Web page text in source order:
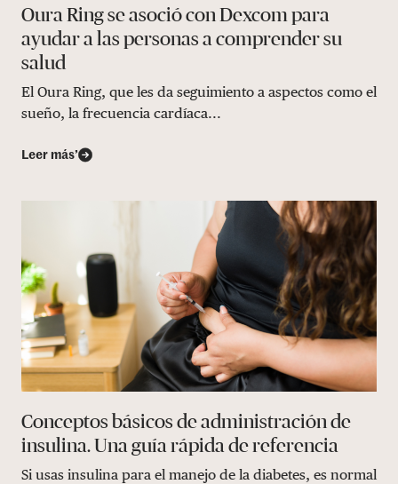
Oura Ring se asoció con Dexcom para
ayudar a las personas a comprender su
salud
El Oura Ring, que les da seguimiento a aspectos como el
sueño, la frecuencia cardíaca...
Leer más’
Conceptos básicos de administración de
insulina. Una guía rápida de referencia
Si usas insulina para el manejo de la diabetes, es normal